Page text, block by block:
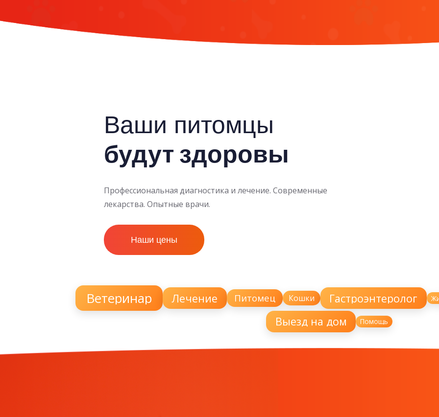
Ваши питомцы
будут здоровы
Профессиональная диагностика и лечение. Современные
лекарства. Опытные врачи.
Наши цены
Ветеринар Лечение Питомец Кошки Гастроэнтеролог
Выезд на дом Помощь